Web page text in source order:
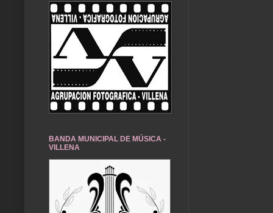
BANDA MUNICIPAL DE MÚSICA -
VILLENA